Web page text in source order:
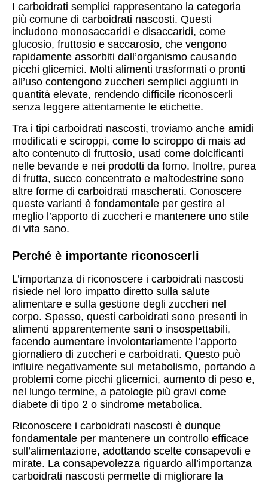
I carboidrati semplici rappresentano la categoria
più comune di carboidrati nascosti. Questi
includono monosaccaridi e disaccaridi, come
glucosio, fruttosio e saccarosio, che vengono
rapidamente assorbiti dall’organismo causando
picchi glicemici. Molti alimenti trasformati o pronti
all’uso contengono zuccheri semplici aggiunti in
quantità elevate, rendendo difficile riconoscerli
senza leggere attentamente le etichette.
Tra i tipi carboidrati nascosti, troviamo anche amidi
modificati e sciroppi, come lo sciroppo di mais ad
alto contenuto di fruttosio, usati come dolcificanti
nelle bevande e nei prodotti da forno. Inoltre, purea
di frutta, succo concentrato e maltodestrine sono
altre forme di carboidrati mascherati. Conoscere
queste varianti è fondamentale per gestire al
meglio l’apporto di zuccheri e mantenere uno stile
di vita sano.
Perché è importante riconoscerli
L’importanza di riconoscere i carboidrati nascosti
risiede nel loro impatto diretto sulla salute
alimentare e sulla gestione degli zuccheri nel
corpo. Spesso, questi carboidrati sono presenti in
alimenti apparentemente sani o insospettabili,
facendo aumentare involontariamente l’apporto
giornaliero di zuccheri e carboidrati. Questo può
influire negativamente sul metabolismo, portando a
problemi come picchi glicemici, aumento di peso e,
nel lungo termine, a patologie più gravi come
diabete di tipo 2 o sindrome metabolica.
Riconoscere i carboidrati nascosti è dunque
fondamentale per mantenere un controllo efficace
sull’alimentazione, adottando scelte consapevoli e
mirate. La consapevolezza riguardo all’importanza
carboidrati nascosti permette di migliorare la